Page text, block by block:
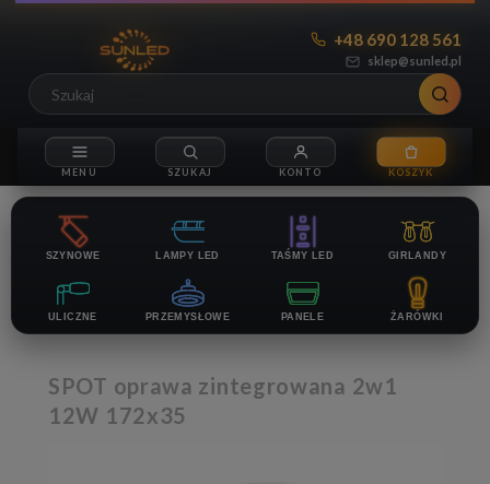
sklep@sunled.pl
+48 690 128 561
SZYNOWE LAMPY LED TAŚMY LED GIRLANDY
ULICZNE PRZEMYSŁOWE PANELE ŻARÓWKI
SPOT oprawa zintegrowana 2w1
12W 172x35